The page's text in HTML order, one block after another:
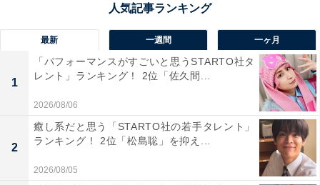
だと思うから」（60代男性／愛知県）、「王道だが、お
しゃれな宿がたくさんあるし最高のクリスマスになるの
間違いない温泉地。おしゃれな街やカフェもありロマン
ティックだから」（40代女性／京都府）、「クリスマス
ツリーが飾られていて楽し気な雰囲気を味わうことがで
きそうだと思うからです」（30代女性／宮城県）といっ
た声が集まりました。
最新 一週間 一ヶ月
1
「パフォーマンスがすごいと思うSTARTO社タ
レント」ランキング！ 2位「佐久間...
2026/08/06
2
癒し系だと思う「STARTO社の若手タレント」
ランキング！ 2位「松島聡」を抑え...
2026/08/05